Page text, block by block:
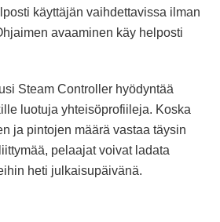
käyttäjän vaihdettavissa ilman
avaaminen käy helposti
Steam Controller hyödyntää
luotuja yhteisöprofiileja. Koska
ja pintojen määrä vastaa täysin
pelaajat voivat ladata
heti julkaisupäivänä.